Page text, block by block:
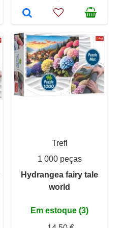
Trefl
1 000 peças
Hydrangea fairy tale
world
Em estoque (3)